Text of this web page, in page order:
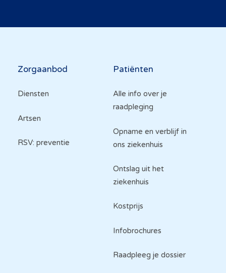
Hoofdnavigatie
Zorgaanbod
Diensten
Artsen
RSV: preventie
Patiënten
Alle info over je
raadpleging
Opname en verblijf in
ons ziekenhuis
Ontslag uit het
ziekenhuis
Kostprijs
Infobrochures
Raadpleeg je dossier